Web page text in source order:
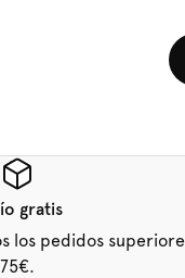
gratis
los pedidos
75€.